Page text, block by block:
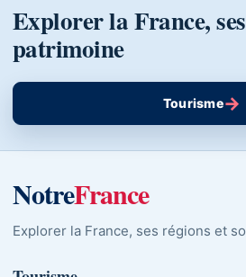
Explorer la France,
patrimoine
Tourisme→
NotreFrance
Explorer la France, ses régions et